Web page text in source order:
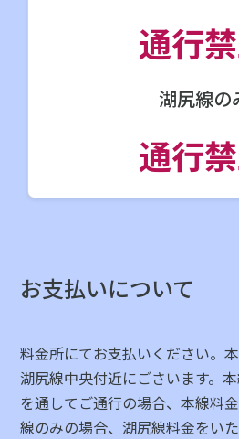
通行
湖尻線の
通行
お支払いについて
料金所にてお支払いください。
湖尻線中央付近にごさいます。
を通してご通行の場合、本線料
線のみの場合、湖尻線料金をいた